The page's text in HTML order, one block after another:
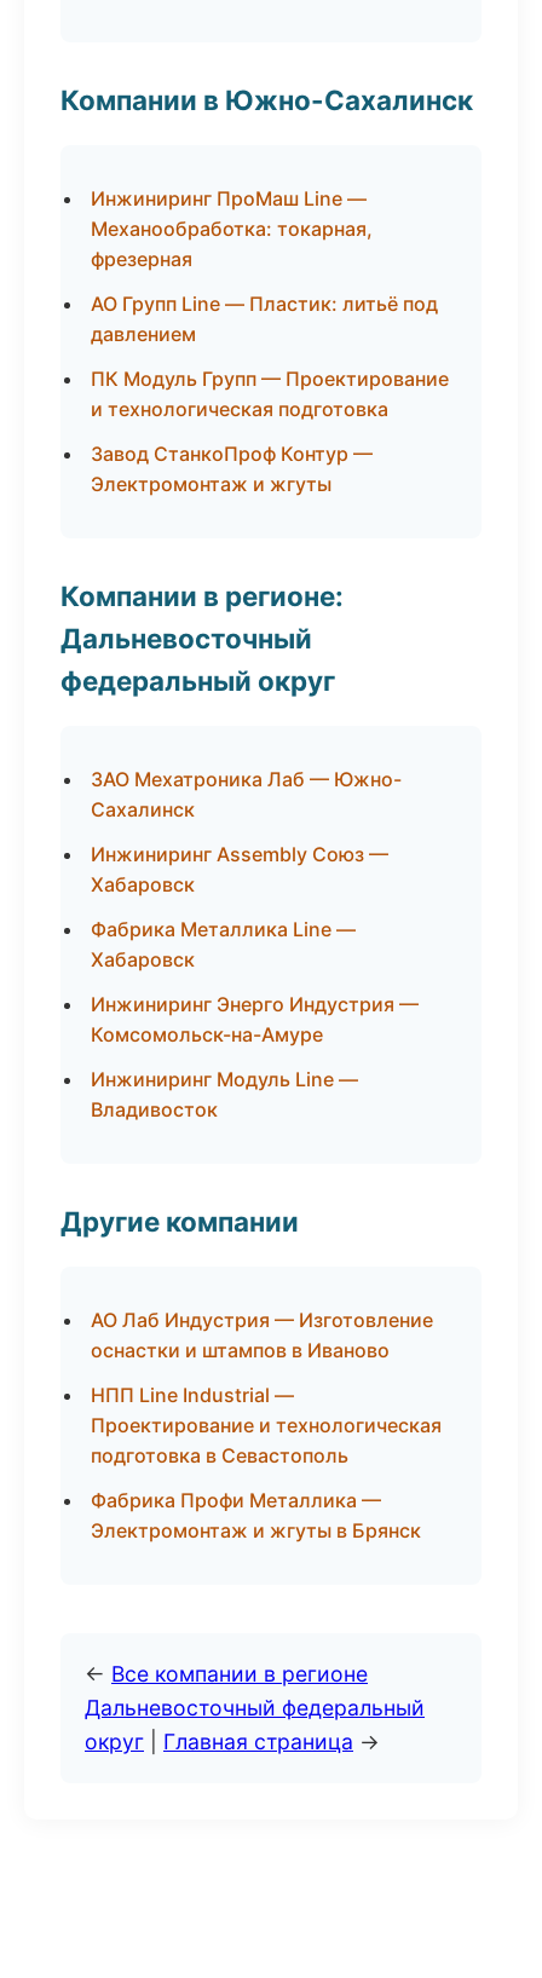
Компании в Южно-Сахалинск
Инжиниринг ПроМаш Line —
Механообработка: токарная,
фрезерная
АО Групп Line — Пластик: литьё под
давлением
ПК Модуль Групп — Проектирование
и технологическая подготовка
Завод СтанкоПроф Контур —
Электромонтаж и жгуты
Компании в регионе:
Дальневосточный
федеральный округ
ЗАО Мехатроника Лаб — Южно-
Сахалинск
Инжиниринг Assembly Союз —
Хабаровск
Фабрика Металлика Line —
Хабаровск
Инжиниринг Энерго Индустрия —
Комсомольск-на-Амуре
Инжиниринг Модуль Line —
Владивосток
Другие компании
АО Лаб Индустрия — Изготовление
оснастки и штампов в Иваново
НПП Line Industrial —
Проектирование и технологическая
подготовка в Севастополь
Фабрика Профи Металлика —
Электромонтаж и жгуты в Брянск
← Все компании в регионе
Дальневосточный федеральный
округ
Главная страница →